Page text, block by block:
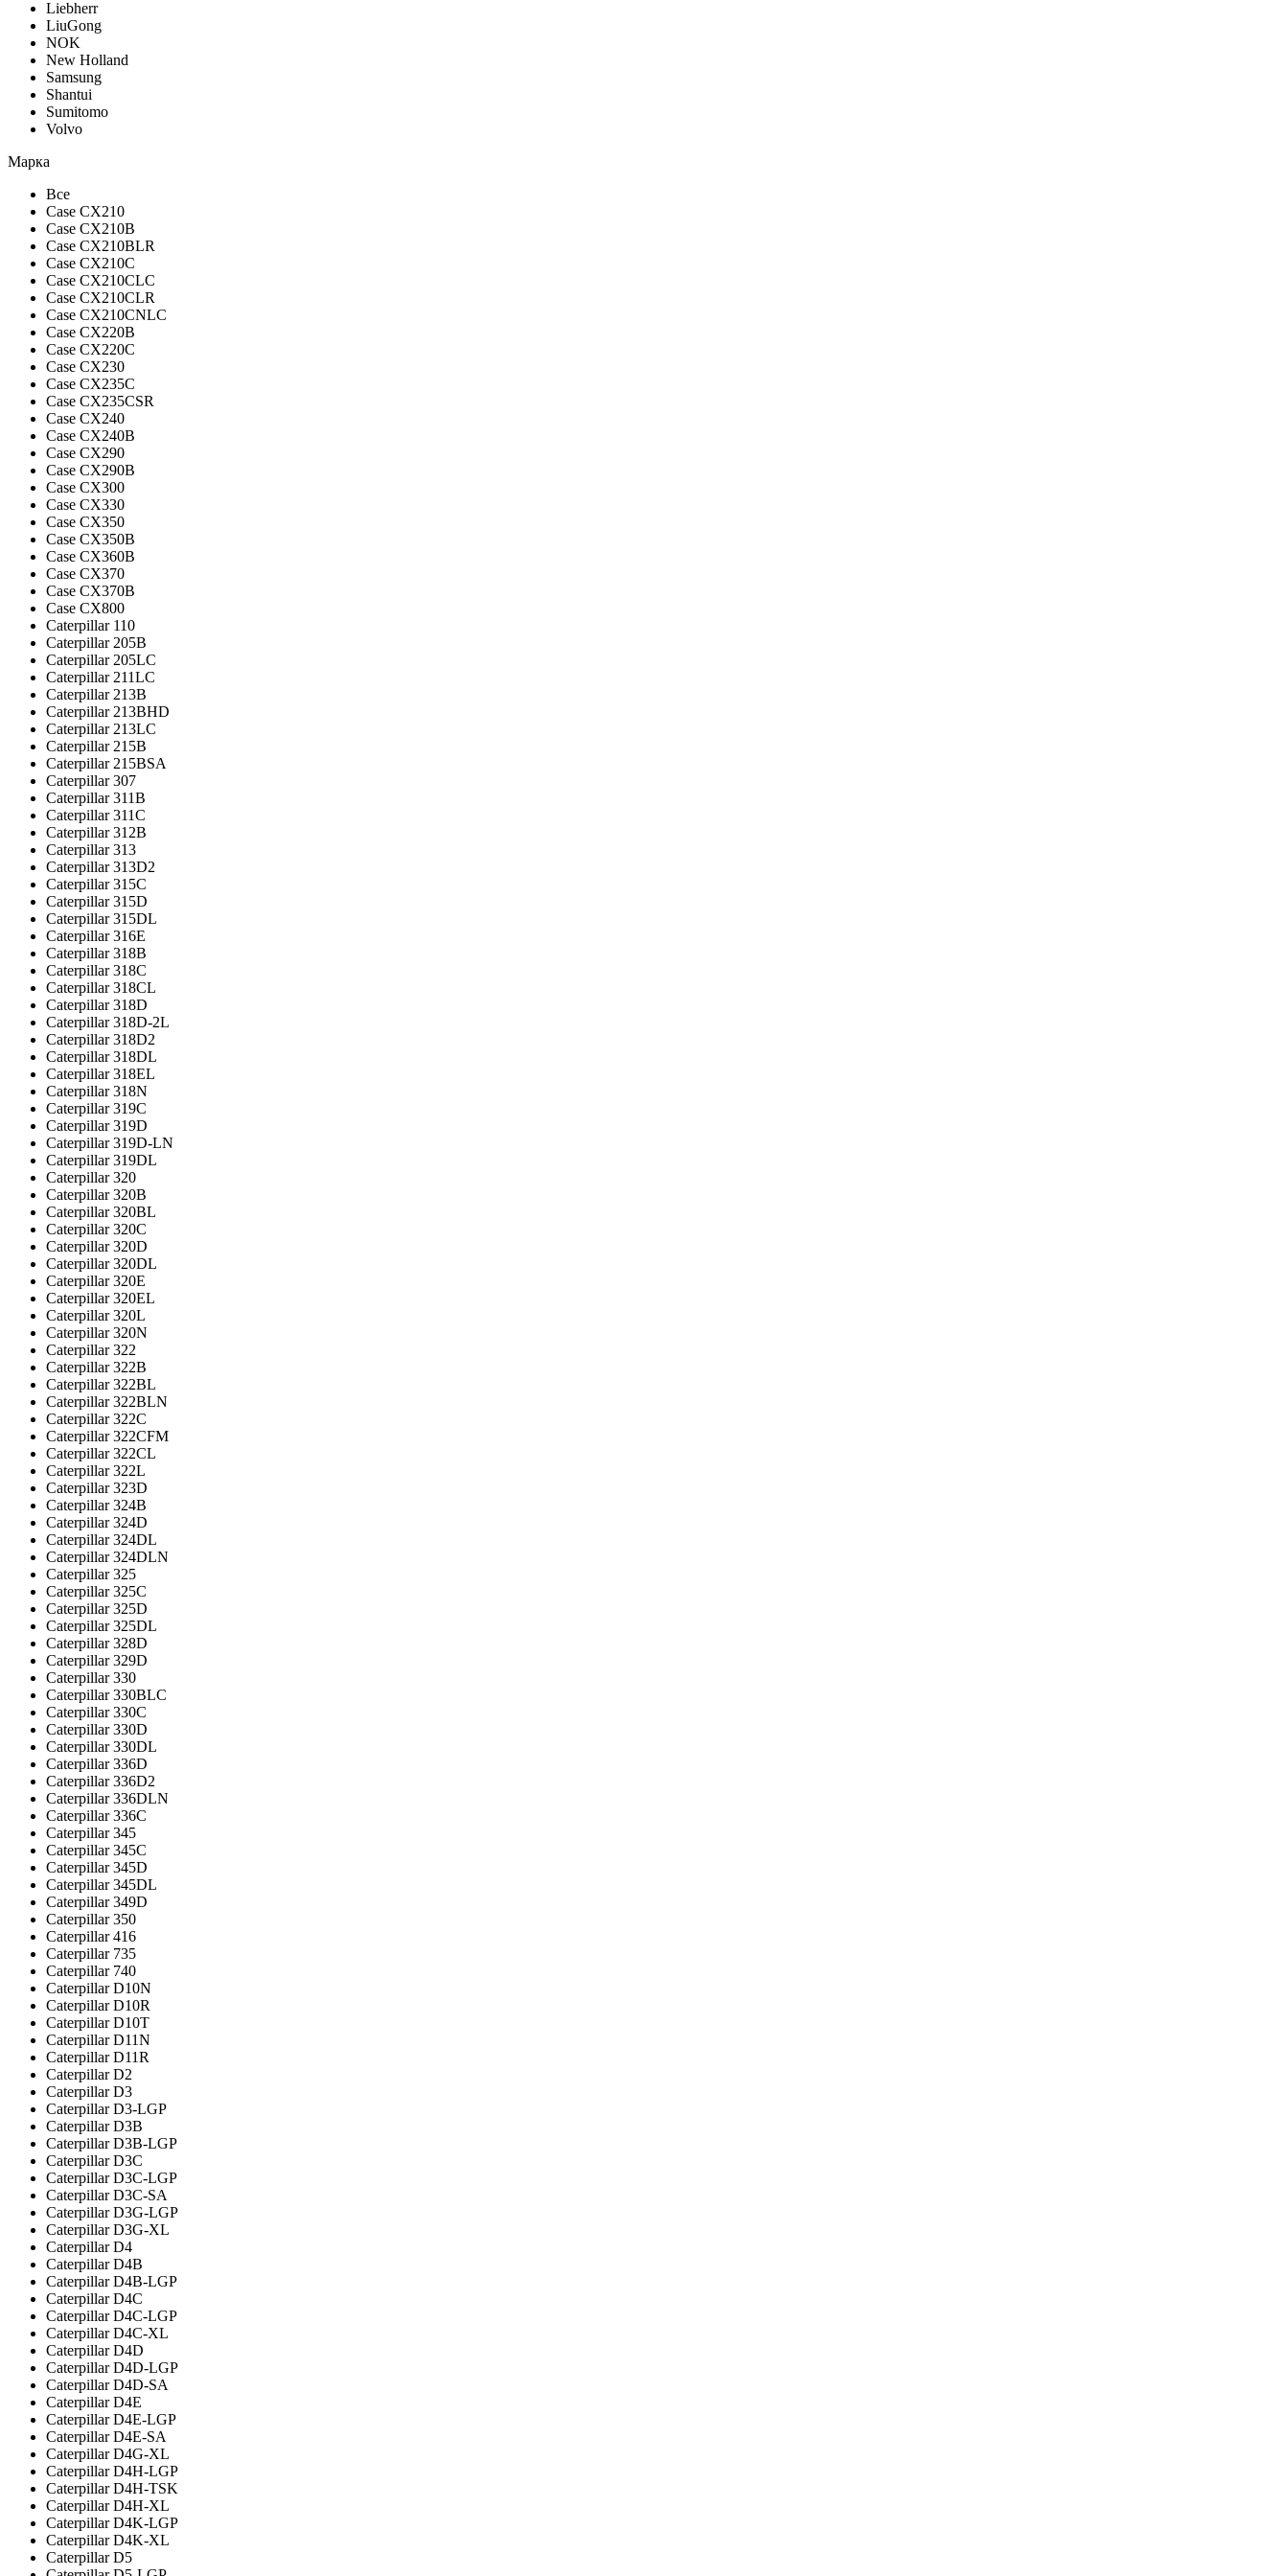
Liebherr
LiuGong
NOK
New Holland
Samsung
Shantui
Sumitomo
Volvo
Марка
Все
Case CX210
Case CX210B
Case CX210BLR
Case CX210C
Case CX210CLC
Case CX210CLR
Case CX210CNLC
Case CX220B
Case CX220C
Case CX230
Case CX235C
Case CX235CSR
Case CX240
Case CX240B
Case CX290
Case CX290B
Case CX300
Case CX330
Case CX350
Case CX350B
Case CX360B
Case CX370
Case CX370B
Case CX800
Caterpillar 110
Caterpillar 205B
Caterpillar 205LC
Caterpillar 211LC
Caterpillar 213B
Caterpillar 213BHD
Caterpillar 213LC
Caterpillar 215B
Caterpillar 215BSA
Caterpillar 307
Caterpillar 311B
Caterpillar 311C
Caterpillar 312B
Caterpillar 313
Caterpillar 313D2
Caterpillar 315C
Caterpillar 315D
Caterpillar 315DL
Caterpillar 316E
Caterpillar 318B
Caterpillar 318C
Caterpillar 318CL
Caterpillar 318D
Caterpillar 318D-2L
Caterpillar 318D2
Caterpillar 318DL
Caterpillar 318EL
Caterpillar 318N
Caterpillar 319C
Caterpillar 319D
Caterpillar 319D-LN
Caterpillar 319DL
Caterpillar 320
Caterpillar 320B
Caterpillar 320BL
Caterpillar 320C
Caterpillar 320D
Caterpillar 320DL
Caterpillar 320E
Caterpillar 320EL
Caterpillar 320L
Caterpillar 320N
Caterpillar 322
Caterpillar 322B
Caterpillar 322BL
Caterpillar 322BLN
Caterpillar 322C
Caterpillar 322CFM
Caterpillar 322CL
Caterpillar 322L
Caterpillar 323D
Caterpillar 324B
Caterpillar 324D
Caterpillar 324DL
Caterpillar 324DLN
Caterpillar 325
Caterpillar 325C
Caterpillar 325D
Caterpillar 325DL
Caterpillar 328D
Caterpillar 329D
Caterpillar 330
Caterpillar 330BLC
Caterpillar 330C
Caterpillar 330D
Caterpillar 330DL
Caterpillar 336D
Caterpillar 336D2
Caterpillar 336DLN
Caterpillar 336С
Caterpillar 345
Caterpillar 345C
Caterpillar 345D
Caterpillar 345DL
Caterpillar 349D
Caterpillar 350
Caterpillar 416
Caterpillar 735
Caterpillar 740
Caterpillar D10N
Caterpillar D10R
Caterpillar D10T
Caterpillar D11N
Caterpillar D11R
Caterpillar D2
Caterpillar D3
Caterpillar D3-LGP
Caterpillar D3B
Caterpillar D3B-LGP
Caterpillar D3C
Caterpillar D3C-LGP
Caterpillar D3C-SA
Caterpillar D3G-LGP
Caterpillar D3G-XL
Caterpillar D4
Caterpillar D4B
Caterpillar D4B-LGP
Caterpillar D4C
Caterpillar D4C-LGP
Caterpillar D4C-XL
Caterpillar D4D
Caterpillar D4D-LGP
Caterpillar D4D-SA
Caterpillar D4E
Caterpillar D4E-LGP
Caterpillar D4E-SA
Caterpillar D4G-XL
Caterpillar D4H-LGP
Caterpillar D4H-TSK
Caterpillar D4H-XL
Caterpillar D4K-LGP
Caterpillar D4K-XL
Caterpillar D5